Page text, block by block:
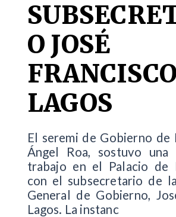
O JOSÉ
FRANCISCO
LAGOS
El seremi de Gobierno de
Ángel Roa, sostuvo una
trabajo en el Palacio de
con el subsecretario de
General de Gobierno,
Lagos. La instanc